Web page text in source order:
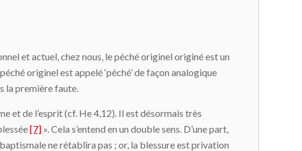
et actuel, chez nous, le péché originel originé est un
originel est appelé ‘péché’ de façon analogique
la première faute.
et de l’esprit (cf. He 4,12). Il est désormais très
[7] ». Cela s’entend en un double sens. D’une part,
ne rétablira pas ; or, la blessure est privation